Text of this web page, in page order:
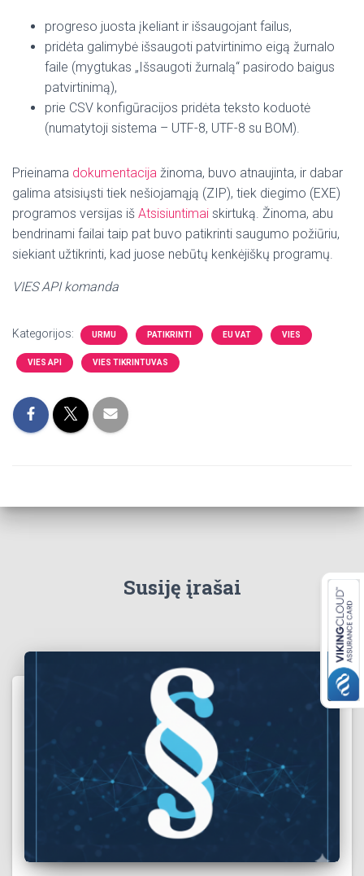
progreso juosta įkeliant ir išsaugojant failus,
pridėta galimybė išsaugoti patvirtinimo eigą žurnalo
faile (mygtukas „Išsaugoti žurnalą“ pasirodo baigus
patvirtinimą),
prie CSV konfigūracijos pridėta teksto koduotė
(numatytoji sistema – UTF-8, UTF-8 su BOM).
Prieinama dokumentacija žinoma, buvo atnaujinta, ir dabar
galima atsisiųsti tiek nešiojamąją (ZIP), tiek diegimo (EXE)
programos versijas iš Atsisiuntimai skirtuką. Žinoma, abu
bendrinami failai taip pat buvo patikrinti saugumo požiūriu,
siekiant užtikrinti, kad juose nebūtų kenkėjiškų programų.
VIES API komanda
Kategorijos: URMU PATIKRINTI EU VAT VIES
VIES API VIES TIKRINTUVAS
Susiję įrašai